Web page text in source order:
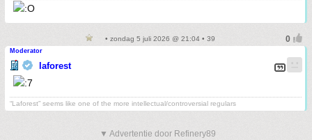
• zondag 5 juli 2026 @ 21:04 • 39
Moderator
laforest
“Laforest” seems like one of the more intellectual/controversial regulars
▼ Advertentie door Refinery89